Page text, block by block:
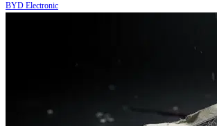
BYD Electronic